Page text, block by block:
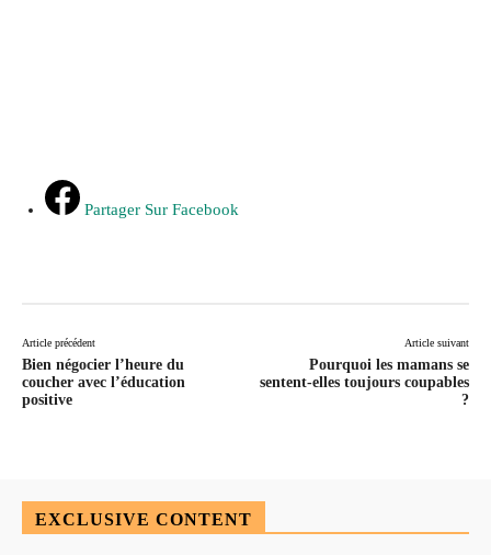
Partager Sur Facebook
Article précédent
Bien négocier l’heure du
coucher avec l’éducation
positive
Article suivant
Pourquoi les mamans se
sentent-elles toujours coupables
?
EXCLUSIVE CONTENT